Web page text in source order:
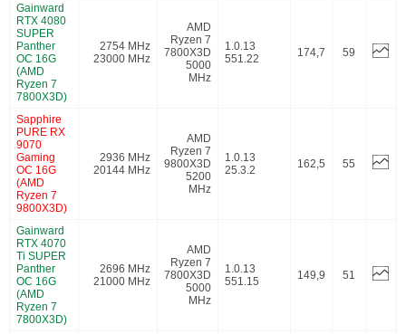
Gainward
RTX 4080
SUPER
Panther
OC 16G
(AMD
Ryzen 7
7800X3D)
2754 MHz
23000 MHz
AMD
Ryzen 7
7800X3D
5000
MHz
1.0.13
551.22
174,7 59
Sapphire
PURE RX
9070
Gaming
OC 16G
(AMD
Ryzen 7
9800X3D)
2936 MHz
20144 MHz
AMD
Ryzen 7
9800X3D
5200
MHz
1.0.13
25.3.2
162,5 55
Gainward
RTX 4070
Ti SUPER
Panther
OC 16G
(AMD
Ryzen 7
7800X3D)
2696 MHz
21000 MHz
AMD
Ryzen 7
7800X3D
5000
MHz
1.0.13
551.15
149,9 51